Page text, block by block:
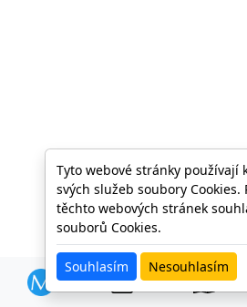
Tyto webové stránky používají
svých služeb soubory Cookies.
těchto webových stránek
souborů Cookies.
Souhlasím Nesouhlasím